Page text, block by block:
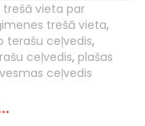
trešā vieta par
trešā vieta,
terašu ceļvedis,
ceļvedis, plašas
ceļvedis